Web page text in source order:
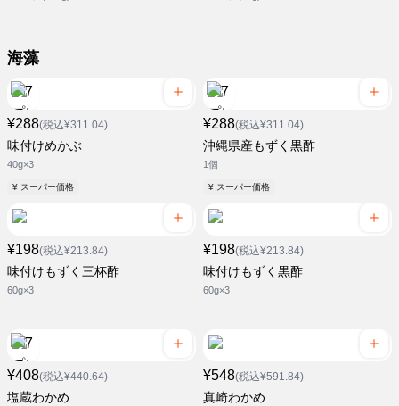
海藻
¥288(税込¥311.04)
味付けめかぶ
40g×3
¥ スーパー価格
¥288(税込¥311.04)
沖縄県産もずく黒酢
1個
¥ スーパー価格
¥198(税込¥213.84)
味付けもずく三杯酢
60g×3
¥198(税込¥213.84)
味付けもずく黒酢
60g×3
¥408(税込¥440.64)
塩蔵わかめ
¥548(税込¥591.84)
真崎わかめ